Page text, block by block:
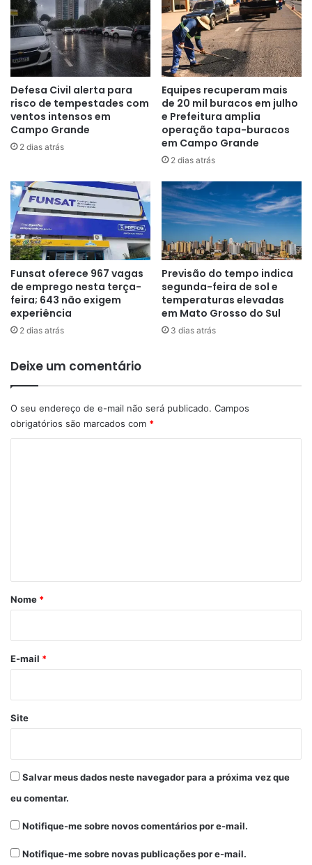
Defesa Civil alerta para
risco de tempestades com
ventos intensos em
Campo Grande
2 dias atrás
Equipes recuperam mais
de 20 mil buracos em julho
e Prefeitura amplia
operação tapa-buracos
em Campo Grande
2 dias atrás
Funsat oferece 967 vagas
de emprego nesta terça-
feira; 643 não exigem
experiência
2 dias atrás
Previsão do tempo indica
segunda-feira de sol e
temperaturas elevadas
em Mato Grosso do Sul
3 dias atrás
Deixe um comentário
O seu endereço de e-mail não será publicado. Campos
obrigatórios são marcados com *
r
*
Nome *
E-mail *
Site
Salvar meus dados neste navegador para a próxima vez que
eu comentar.
Notifique-me sobre novos comentários por e-mail.
Notifique-me sobre novas publicações por e-mail.